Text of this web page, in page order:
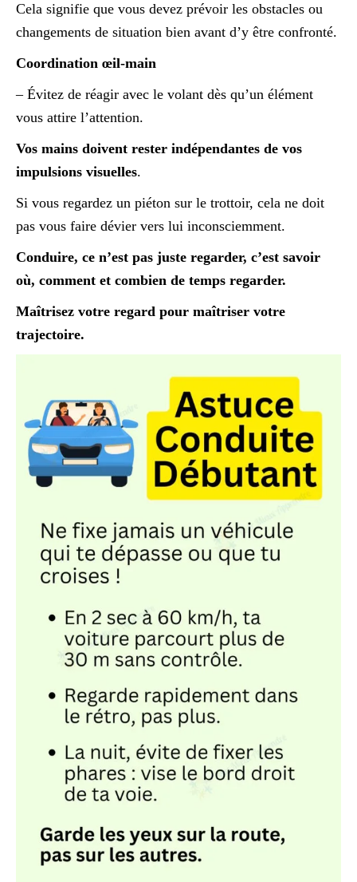
Cela signifie que vous devez prévoir les obstacles ou
changements de situation bien avant d’y être confronté.
Coordination œil-main
– Évitez de réagir avec le volant dès qu’un élément
vous attire l’attention.
Vos mains doivent rester indépendantes de vos
impulsions visuelles.
Si vous regardez un piéton sur le trottoir, cela ne doit
pas vous faire dévier vers lui inconsciemment.
Conduire, ce n’est pas juste regarder, c’est savoir
où, comment et combien de temps regarder.
Maîtrisez votre regard pour maîtriser votre
trajectoire.